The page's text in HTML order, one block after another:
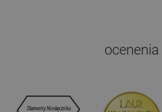
ocenenia